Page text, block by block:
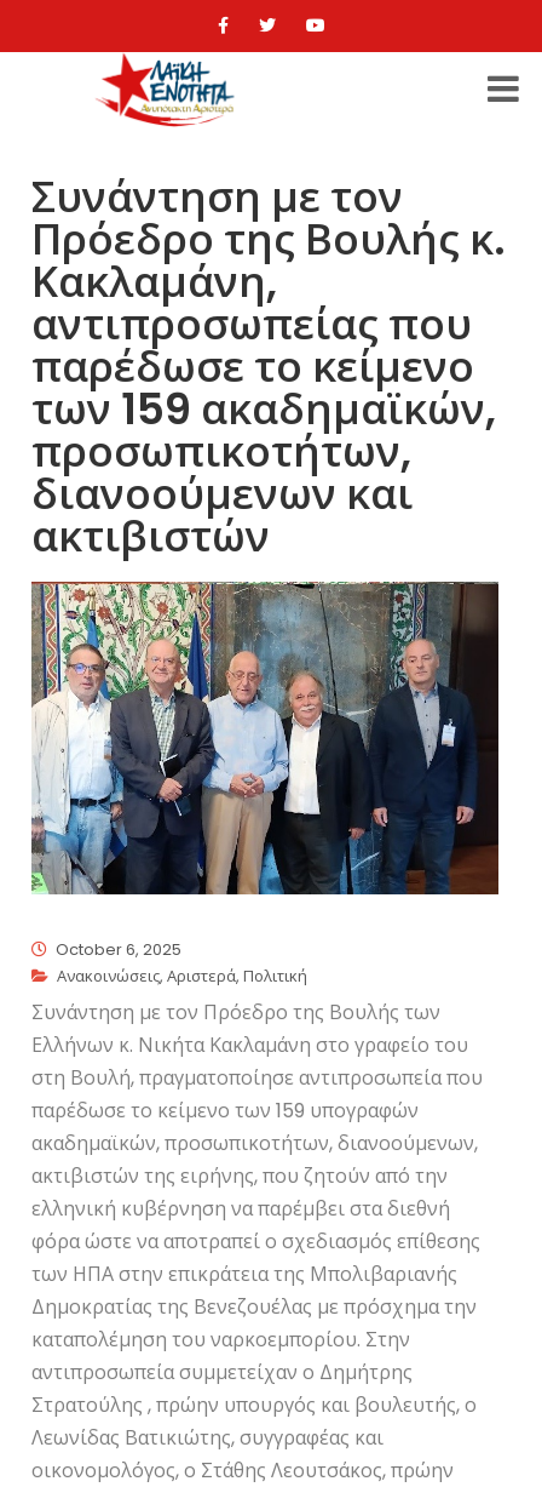
Συνάντηση με τον
Πρόεδρο της Βουλής κ.
Κακλαμάνη,
αντιπροσωπείας που
παρέδωσε το κείμενο
των 159 ακαδημαϊκών,
προσωπικοτήτων,
διανοούμενων και
ακτιβιστών
October 6, 2025
Ανακοινώσεις,Αριστερά,Πολιτική
Συνάντηση με τον Πρόεδρο της Βουλής των
Ελλήνων κ. Νικήτα Κακλαμάνη στο γραφείο του
στη Βουλή, πραγματοποίησε αντιπροσωπεία που
παρέδωσε το κείμενο των 159 υπογραφών
ακαδημαϊκών, προσωπικοτήτων, διανοούμενων,
ακτιβιστών της ειρήνης, που ζητούν από την
ελληνική κυβέρνηση να παρέμβει στα διεθνή
φόρα ώστε να αποτραπεί ο σχεδιασμός επίθεσης
των ΗΠΑ στην επικράτεια της Μπολιβαριανής
Δημοκρατίας της Βενεζουέλας με πρόσχημα την
καταπολέμηση του ναρκοεμπορίου. Στην
αντιπροσωπεία συμμετείχαν ο Δημήτρης
Στρατούλης , πρώην υπουργός και βουλευτής, ο
Λεωνίδας Βατικιώτης, συγγραφέας και
οικονομολόγος, ο Στάθης Λεουτσάκος, πρώην